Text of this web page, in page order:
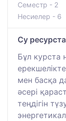
Семестр - 2
Несиелер - 6
Су
Бұл курста
мен басқа
әсері
теңдігін